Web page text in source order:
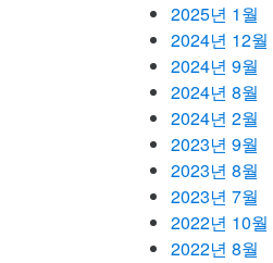
2025년 1월
2024년 12월
2024년 9월
2024년 8월
2024년 2월
2023년 9월
2023년 8월
2023년 7월
2022년 10월
2022년 8월